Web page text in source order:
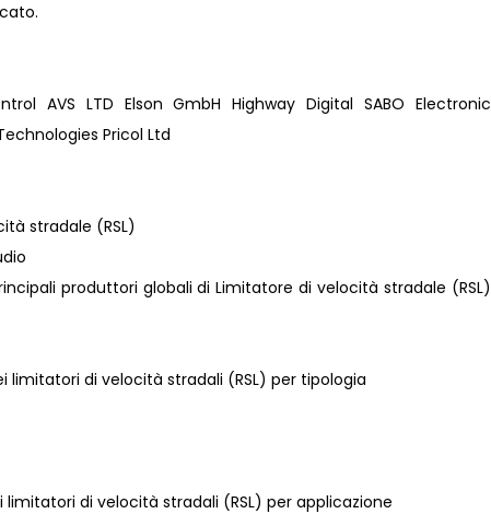
AVS LTD Elson GmbH Highway Digital SABO Electronic
Pricol Ltd
stradale (RSL)
produttori globali di Limitatore di velocità stradale (RSL)
limitatori di velocità stradali (RSL) per tipologia
limitatori di velocità stradali (RSL) per applicazione